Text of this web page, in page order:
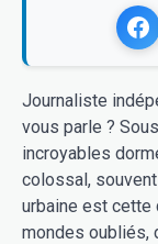
Journaliste
vous parle ?
incroyables
colossal,
urbaine est cette
mondes oubliés,